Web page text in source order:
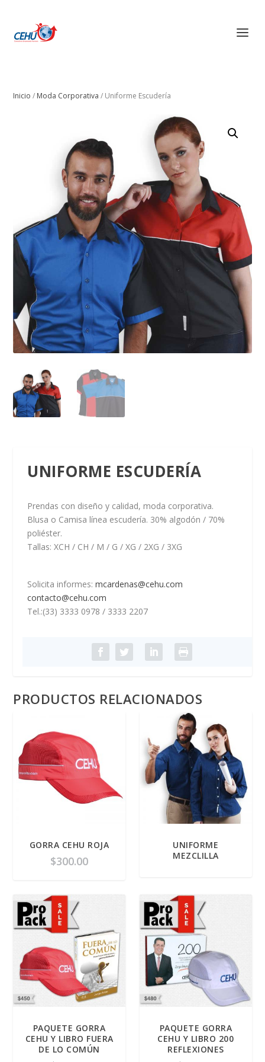
Inicio / Moda Corporativa / Uniforme Escudería
UNIFORME ESCUDERÍA
Prendas con diseño y calidad, moda corporativa.
Blusa o Camisa línea escudería. 30% algodón / 70%
poliéster.
Tallas: XCH / CH / M / G / XG / 2XG / 3XG
Solicita informes:mcardenas@cehu.com
contacto@cehu.com
Tel.:(33) 3333 0978 / 3333 2207
PRODUCTOS RELACIONADOS
GORRA CEHU ROJA
$300.00
UNIFORME
MEZCLILLA
PAQUETE GORRA
CEHU Y LIBRO FUERA
DE LO COMÚN
PAQUETE GORRA
CEHU Y LIBRO 200
REFLEXIONES